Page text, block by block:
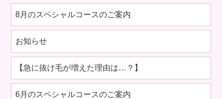
8月のスペシャルコースのご案内
お知らせ
【急に抜け毛が増えた理由は…？】
6月のスペシャルコースのご案内